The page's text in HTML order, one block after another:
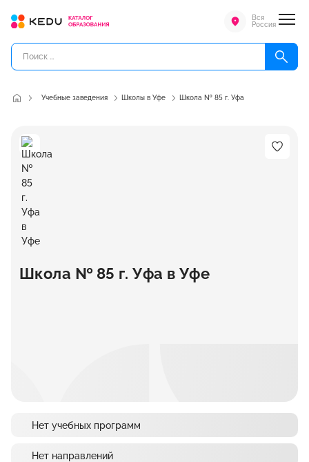
Вся
Россия
Учебные заведения Школы в Уфе Школа № 85 г. Уфа
Школа № 85 г. Уфа в Уфе
Нет учебных программ
Нет направлений